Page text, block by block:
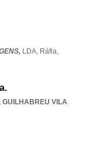
LDA, Ráfia,
GUILHABREU VILA